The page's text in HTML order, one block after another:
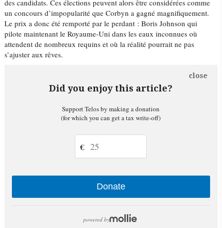
des candidats. Ces élections peuvent alors être considérées comme
un concours d’impopularité que Corbyn a gagné magnifiquement.
Le prix a donc été remporté par le perdant : Boris Johnson qui
pilote maintenant le Royaume-Uni dans les eaux inconnues où
attendent de nombreux requins et où la réalité pourrait ne pas
s’ajuster aux rêves.
Did you enjoy this article?
close
Support Telos by making a donation
(for which you can get a tax write-off)
€
Donate
powered by